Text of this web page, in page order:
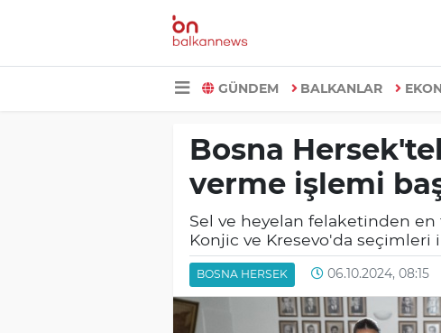
GÜNDEM BALKANLAR
Bosna
verme işlemi
Sel ve heyelan felaketinden
Konjic ve Kresevo'da
BOSNA HERSEK 06.10.2024, 08:15